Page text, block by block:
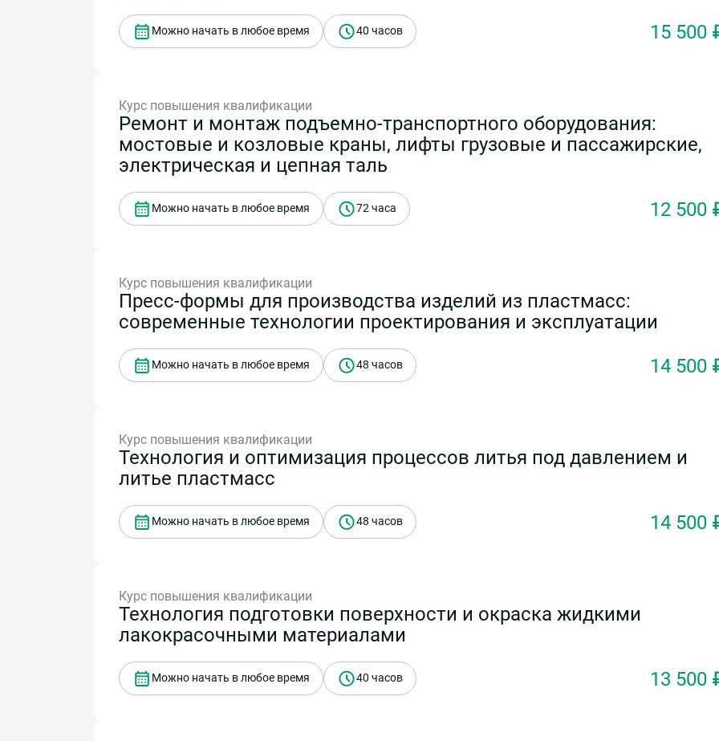
Можно начать в любое время 40 часов 15 500
Курс повышения квалификации
Ремонт и монтаж подъемно-транспортного оборудования:
мостовые и козловые краны, лифты грузовые и пассажирские,
электрическая и цепная таль
Можно начать в любое время 72 часа 12 500
Курс повышения квалификации
Пресс-формы для производства изделий из пластмасс:
современные технологии проектирования и эксплуатации
Можно начать в любое время 48 часов 14 500
Курс повышения квалификации
Технология и оптимизация процессов литья под давлением и
литье пластмасс
Можно начать в любое время 48 часов 14 500
Курс повышения квалификации
Технология подготовки поверхности и окраска жидкими
лакокрасочными материалами
Можно начать в любое время 40 часов 13 500